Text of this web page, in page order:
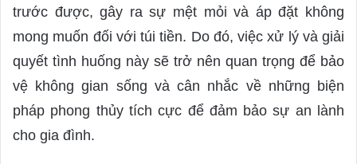
trước được, gây ra sự mệt mỏi và áp đặt không
mong muốn đối với túi tiền. Do đó, việc xử lý và giải
quyết tình huống này sẽ trở nên quan trọng để bảo
vệ không gian sống và cân nhắc về những biện
pháp phong thủy tích cực để đảm bảo sự an lành
cho gia đình.